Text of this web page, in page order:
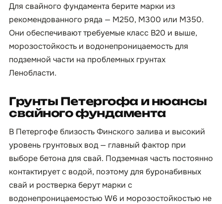
Для свайного фундамента берите марки из
рекомендованного ряда — М250, М300 или М350.
Они обеспечивают требуемые класс B20 и выше,
морозостойкость и водонепроницаемость для
подземной части на проблемных грунтах
Ленобласти.
Грунты Петергофа и нюансы
свайного фундамента
В Петергофе близость Финского залива и высокий
уровень грунтовых вод — главный фактор при
выборе бетона для свай. Подземная часть постоянно
контактирует с водой, поэтому для буронабивных
свай и ростверка берут марки с
водонепроницаемостью W6 и морозостойкостью не